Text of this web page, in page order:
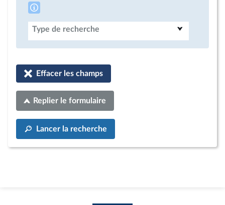
Type de recherche
Effacer les champs
Replier le formulaire
Lancer la recherche